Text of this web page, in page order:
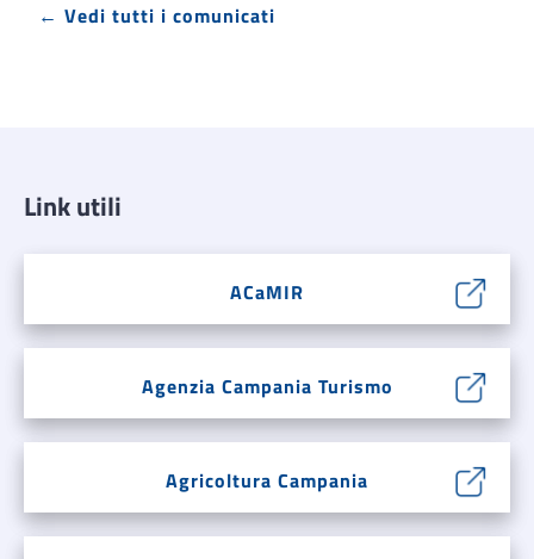
← Vedi tutti i comunicati
Link utili
ACaMIR
Agenzia Campania Turismo
Agricoltura Campania